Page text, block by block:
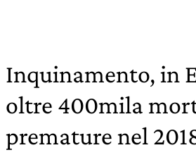
Inquinamento, in
oltre 400mila
premature nel